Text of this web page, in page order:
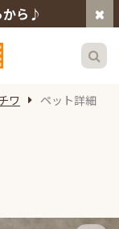
から♪
ワ ペット詳細